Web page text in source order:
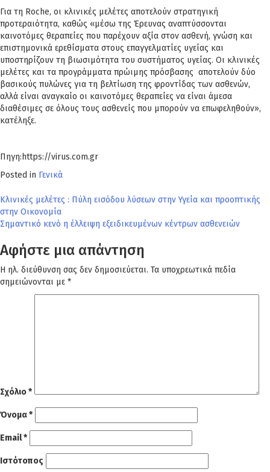
Για τη Roche, οι κλινικές μελέτες αποτελούν στρατηγική
προτεραιότητα, καθώς «μέσω της Έρευνας αναπτύσσονται
καινοτόμες θεραπείες που παρέχουν αξία στον ασθενή, γνώση και
επιστημονικά ερεθίσματα στους επαγγελματίες υγείας και
υποστηρίζουν τη βιωσιμότητα του συστήματος υγείας. Οι κλινικές
μελέτες και τα προγράμματα πρώιμης πρόσβασης αποτελούν δύο
βασικούς πυλώνες για τη βελτίωση της φροντίδας των ασθενών,
αλλά είναι αναγκαίο οι καινοτόμες θεραπείες να είναι άμεσα
διαθέσιμες σε όλους τους ασθενείς που μπορούν να επωφεληθούν»,
κατέληξε.
Πηγη:https://virus.com.gr
Posted in Γενικά
Πλοήγηση
άρθρων
Κλινικές μελέτες : Πύλη εισόδου λύσεων στην Υγεία και προοπτικής
στην Οικονομία
Σημαντικό κενό η έλλειψη εξειδικευμένων κέντρων ασθενειών
Αφήστε μια απάντηση
Η ηλ. διεύθυνση σας δεν δημοσιεύεται. Τα υποχρεωτικά πεδία
σημειώνονται με *
Σχόλιο*
Όνομα*
Email*
Ιστότοπος